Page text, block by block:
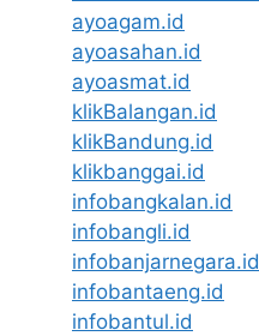
ayoagam.id
ayoasahan.id
ayoasmat.id
klikBalangan.id
klikBandung.id
klikbanggai.id
infobangkalan.id
infobangli.id
infobanjarnegara.id
infobantaeng.id
infobantul.id